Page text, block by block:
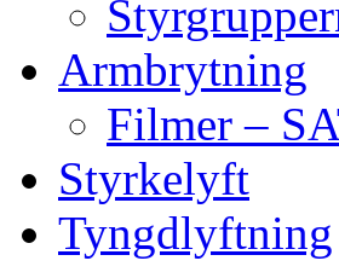
Armbrytning
Filmer –
Styrkelyft
Tyngdlyftning